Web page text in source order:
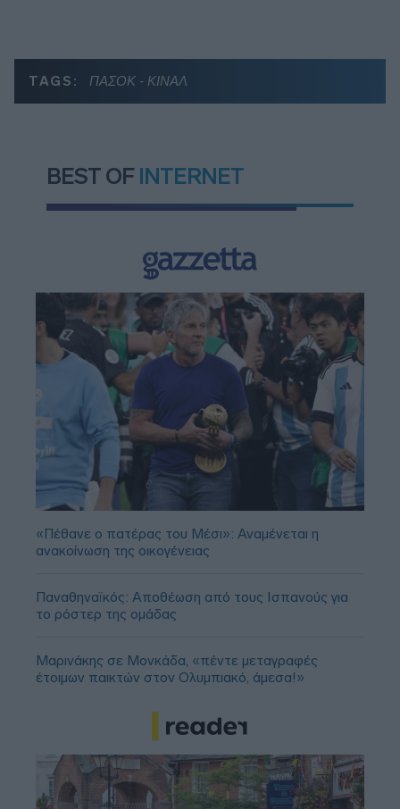
TAGS: ΠΑΣΟΚ - ΚΙΝΑΛ
BEST OF INTERNET
«Πέθανε ο πατέρας του Μέσι»: Αναμένεται η
ανακοίνωση της οικογένειας
Παναθηναϊκός: Αποθέωση από τους Ισπανούς για
το ρόστερ της ομάδας
Μαρινάκης σε Μονκάδα, «πέντε μεταγραφές
έτοιμων παικτών στον Ολυμπιακό, άμεσα!»